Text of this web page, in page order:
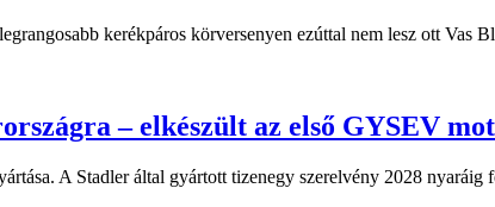
kerékpáros körversenyen ezúttal nem lesz ott Vas
– elkészült az első GYSEV
A Stadler által gyártott tizenegy szerelvény 2028 nyaráig